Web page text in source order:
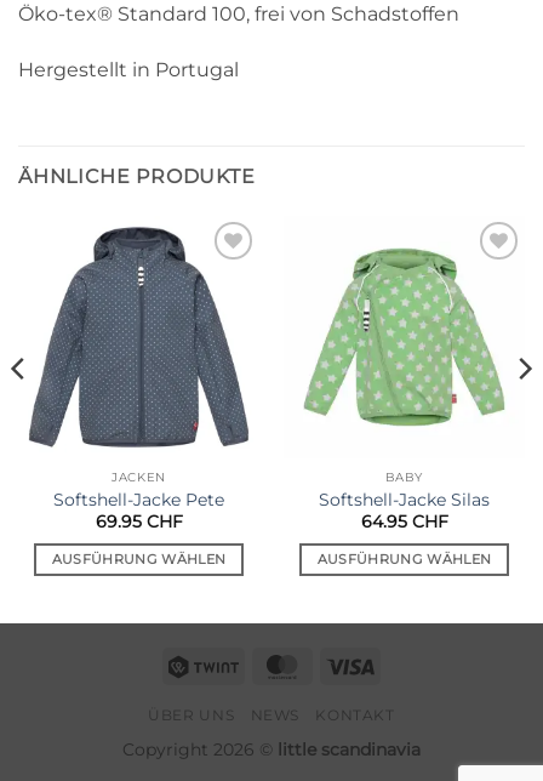
Öko-tex® Standard 100, frei von Schadstoffen
Hergestellt in Portugal
ÄHNLICHE PRODUKTE
Auf die
Wunschliste
JACKEN
Softshell-Jacke Pete
69.95 CHF
AUSFÜHRUNG WÄHLEN
mehrere
auf.
Optionen
Auf die
Wunschliste
BABY
Softshell-Jacke Silas
64.95 CHF
AUSFÜHRUNG WÄHLEN
Die
Optionen
Twint MasterCard
Visa
ÜBER UNS NEWS KONTAKT
Copyright 2026 © little scandinavia